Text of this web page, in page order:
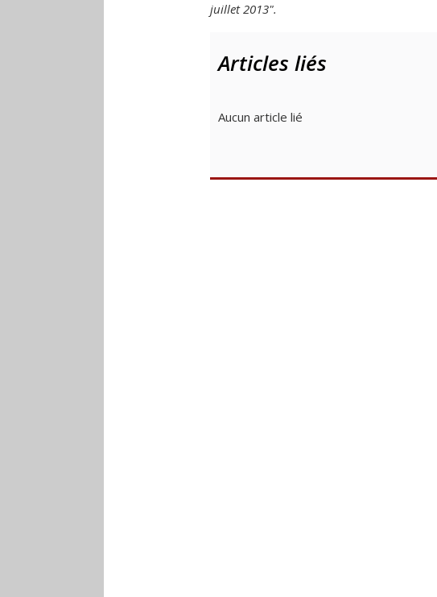
juillet 2013".
Articles liés
Aucun article lié